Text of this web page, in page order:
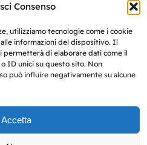
Consenso
utilizziamo tecnologie come i cookie
informazioni del dispositivo. Il
permetterà di elaborare dati come il
ID unici su questo sito. Non
può influire negativamente su alcune
Accettapresso il tribunale di